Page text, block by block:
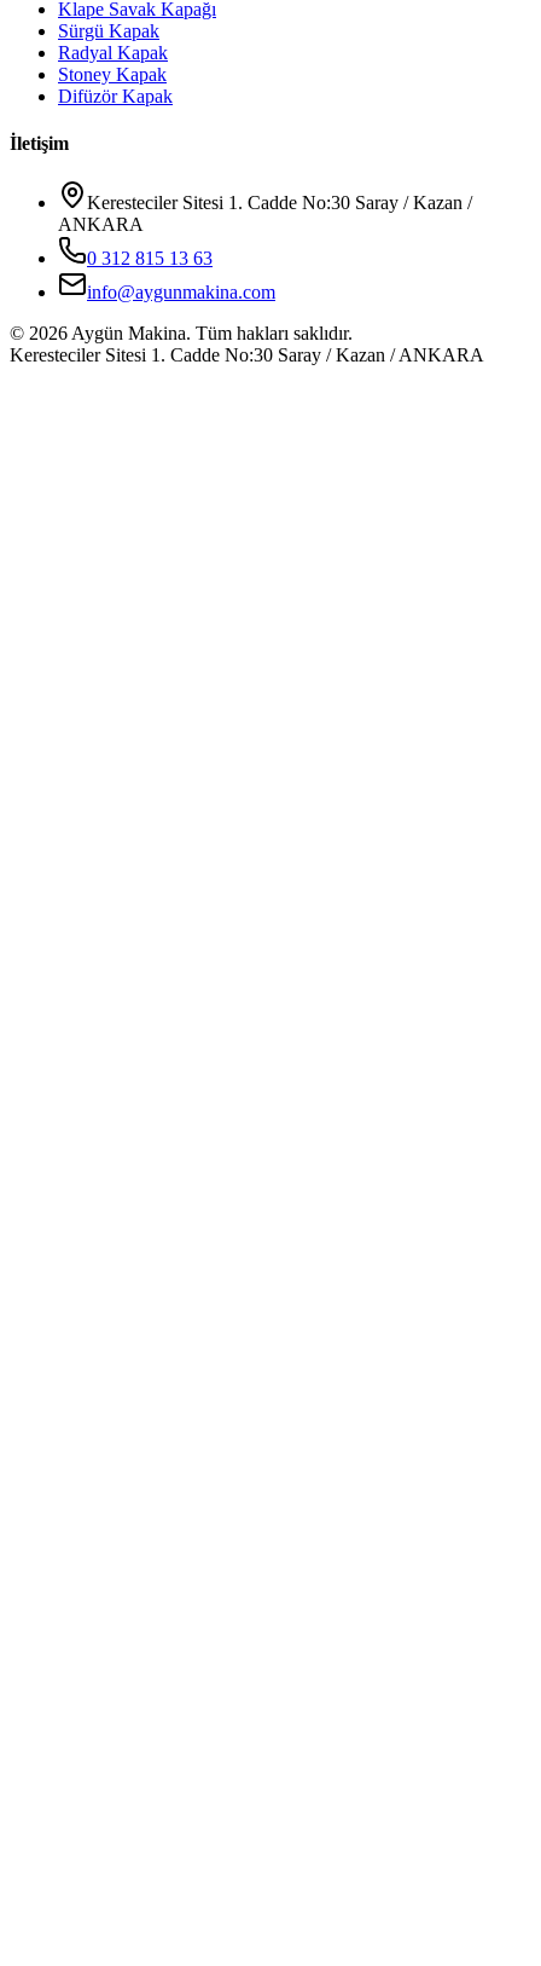
Klape Savak Kapağı
Sürgü Kapak
Radyal Kapak
Stoney Kapak
Difüzör Kapak
İletişim
Keresteciler Sitesi 1. Cadde No:30 Saray / Kazan /
ANKARA
0 312 815 13 63
info@aygunmakina.com
© 2026Aygün Makina. Tüm hakları saklıdır.
Keresteciler Sitesi 1. Cadde No:30 Saray / Kazan / ANKARA